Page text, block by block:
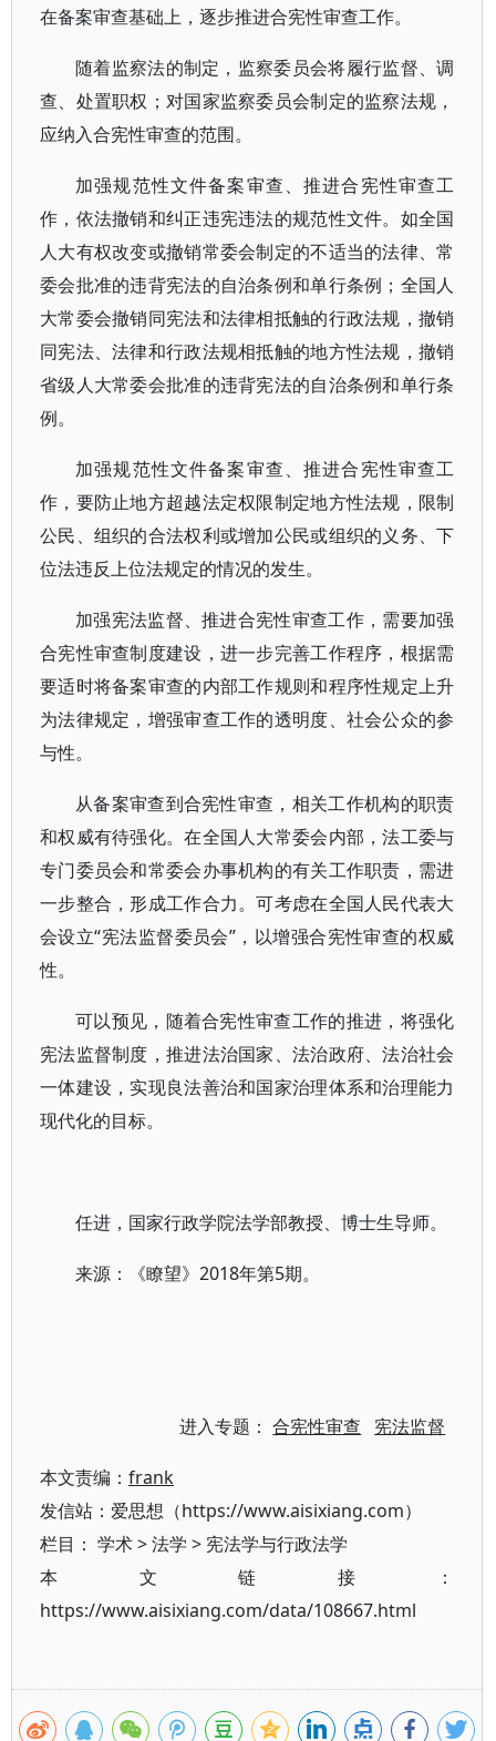
在备案审查基础上，逐步推进合宪性审查工作。
随着监察法的制定，监察委员会将履行监督、调
查、处置职权；对国家监察委员会制定的监察法规，
应纳入合宪性审查的范围。
加强规范性文件备案审查、推进合宪性审查工
作，依法撤销和纠正违宪违法的规范性文件。如全国
人大有权改变或撤销常委会制定的不适当的法律、常
委会批准的违背宪法的自治条例和单行条例；全国人
大常委会撤销同宪法和法律相抵触的行政法规，撤销
同宪法、法律和行政法规相抵触的地方性法规，撤销
省级人大常委会批准的违背宪法的自治条例和单行条
例。
加强规范性文件备案审查、推进合宪性审查工
作，要防止地方超越法定权限制定地方性法规，限制
公民、组织的合法权利或增加公民或组织的义务、下
位法违反上位法规定的情况的发生。
加强宪法监督、推进合宪性审查工作，需要加强
合宪性审查制度建设，进一步完善工作程序，根据需
要适时将备案审查的内部工作规则和程序性规定上升
为法律规定，增强审查工作的透明度、社会公众的参
与性。
从备案审查到合宪性审查，相关工作机构的职责
和权威有待强化。在全国人大常委会内部，法工委与
专门委员会和常委会办事机构的有关工作职责，需进
一步整合，形成工作合力。可考虑在全国人民代表大
会设立“宪法监督委员会”，以增强合宪性审查的权威
性。
可以预见，随着合宪性审查工作的推进，将强化
宪法监督制度，推进法治国家、法治政府、法治社会
一体建设，实现良法善治和国家治理体系和治理能力
现代化的目标。
任进，国家行政学院法学部教授、博士生导师。
来源：《瞭望》2018年第5期。
进入专题：合宪性审查 宪法监督
本文责编： frank
发信站：爱思想（https://www.aisixiang.com）
栏目： 学术>法学 > 宪法学与行政法学
本文链接：
https://www.aisixiang.com/data/108667.html